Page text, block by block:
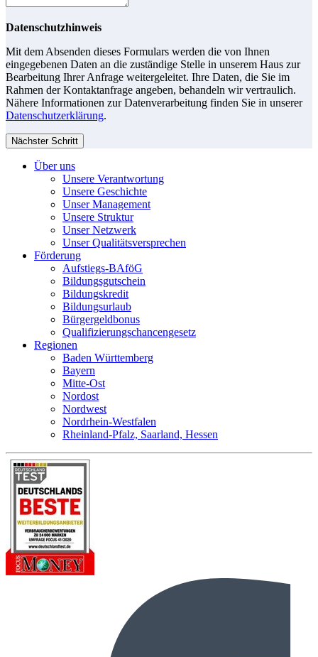
Datenschutzhinweis
Mit dem Absenden dieses Formulars werden die von Ihnen
eingegebenen Daten an die zuständige Stelle in unserem Haus zur
Bearbeitung Ihrer Anfrage weitergeleitet. Ihre Daten, die Sie im
Rahmen der Kontaktanfrage angeben, behandeln wir vertraulich.
Nähere Informationen zur Datenverarbeitung finden Sie in unserer
Datenschutzerklärung.
Nächster Schritt
Über uns
Unsere Verantwortung
Unsere Geschichte
Unser Management
Unsere Struktur
Unser Netzwerk
Unser Qualitätsversprechen
Förderung
Aufstiegs-BAföG
Bildungsgutschein
Bildungskredit
Bildungsurlaub
Bürgergeldbonus
Qualifizierungschancengesetz
Regionen
Baden Württemberg
Bayern
Mitte-Ost
Nordost
Nordwest
Nordrhein-Westfalen
Rheinland-Pfalz, Saarland, Hessen